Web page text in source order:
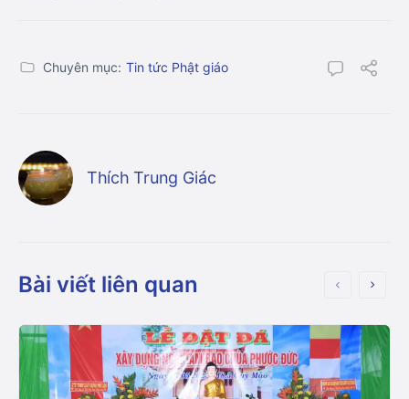
Chuyên mục: Tin tức Phật giáo
Thích Trung Giác
Bài viết liên quan